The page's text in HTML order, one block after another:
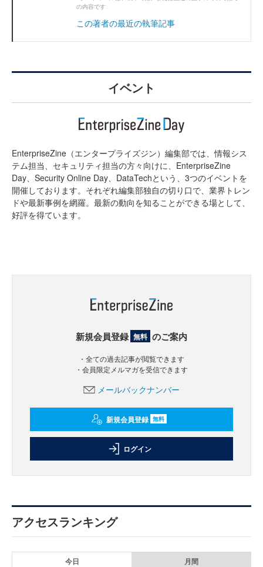
の内容です
この著者の最近の執筆記事
イベント
EnterpriseZine（エンタープライズジン）編集部では、情報シス
テム担当、セキュリティ担当の方々向けに、EnterpriseZine
Day、Security Online Day、DataTechという、3つのイベントを
開催しております。それぞれ編集部独自の切り口で、業界トレン
ドや最新事例を網羅。最新の動向を知ることができる場として、
好評を得ています。
新規会員登録 無料 のご案内
・全ての過去記事が閲覧できます
・会員限定メルマガを受信できます
メールバックナンバー
新規会員登録 無料
ログイン
アクセスランキング
今日 月間